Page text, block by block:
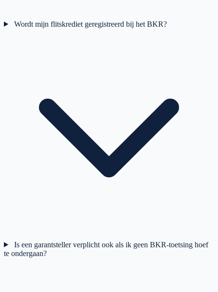
Wordt mijn flitskrediet geregistreerd bij het BKR?
Is een garantsteller verplicht ook als ik geen BKR-toetsing hoef
te ondergaan?